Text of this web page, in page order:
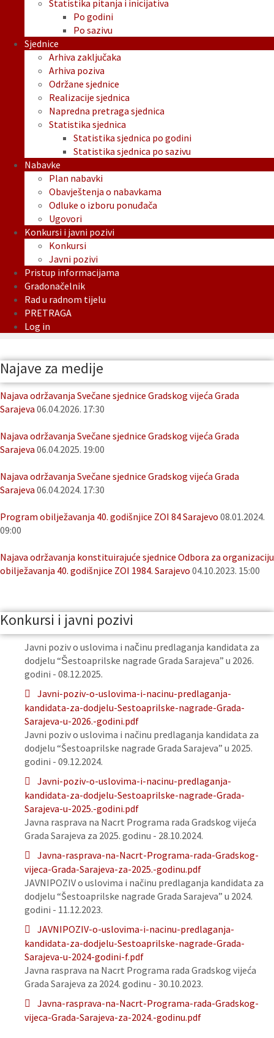
Statistika pitanja i inicijativa
Po godini
Po sazivu
Sjednice
Arhiva zaključaka
Arhiva poziva
Održane sjednice
Realizacije sjednica
Napredna pretraga sjednica
Statistika sjednica
Statistika sjednica po godini
Statistika sjednica po sazivu
Nabavke
Plan nabavki
Obavještenja o nabavkama
Odluke o izboru ponuđača
Ugovori
Konkursi i javni pozivi
Konkursi
Javni pozivi
Pristup informacijama
Gradonačelnik
Rad u radnom tijelu
PRETRAGA
Log in
Najave za medije
Najava održavanja Svečane sjednice Gradskog vijeća Grada
Sarajeva 06.04.2026. 17:30
Najava održavanja Svečane sjednice Gradskog vijeća Grada
Sarajeva 06.04.2025. 19:00
Najava održavanja Svečane sjednice Gradskog vijeća Grada
Sarajeva 06.04.2024. 17:30
Program obilježavanja 40. godišnjice ZOI 84 Sarajevo 08.01.2024.
09:00
Najava održavanja konstituirajuće sjednice Odbora za organizaciju
obilježavanja 40. godišnjice ZOI 1984. Sarajevo 04.10.2023. 15:00
Konkursi i javni pozivi
Javni poziv o uslovima i načinu predlaganja kandidata za
dodjelu “Šestoaprilske nagrade Grada Sarajeva” u 2026.
godini - 08.12.2025.
Javni-poziv-o-uslovima-i-nacinu-predlaganja-
kandidata-za-dodjelu-Sestoaprilske-nagrade-Grada-
Sarajeva-u-2026.-godini.pdf
Javni poziv o uslovima i načinu predlaganja kandidata za
dodjelu “Šestoaprilske nagrade Grada Sarajeva” u 2025.
godini - 09.12.2024.
Javni-poziv-o-uslovima-i-nacinu-predlaganja-
kandidata-za-dodjelu-Sestoaprilske-nagrade-Grada-
Sarajeva-u-2025.-godini.pdf
Javna rasprava na Nacrt Programa rada Gradskog vijeća
Grada Sarajeva za 2025. godinu - 28.10.2024.
Javna-rasprava-na-Nacrt-Programa-rada-Gradskog-
vijeca-Grada-Sarajeva-za-2025.-godinu.pdf
JAVNIPOZIV o uslovima i načinu predlaganja kandidata za
dodjelu “Šestoaprilske nagrade Grada Sarajeva” u 2024.
godini - 11.12.2023.
JAVNIPOZIV-o-uslovima-i-nacinu-predlaganja-
kandidata-za-dodjelu-Sestoaprilske-nagrade-Grada-
Sarajeva-u-2024-godini-f.pdf
Javna rasprava na Nacrt Programa rada Gradskog vijeća
Grada Sarajeva za 2024. godinu - 30.10.2023.
Javna-rasprava-na-Nacrt-Programa-rada-Gradskog-
vijeca-Grada-Sarajeva-za-2024.-godinu.pdf